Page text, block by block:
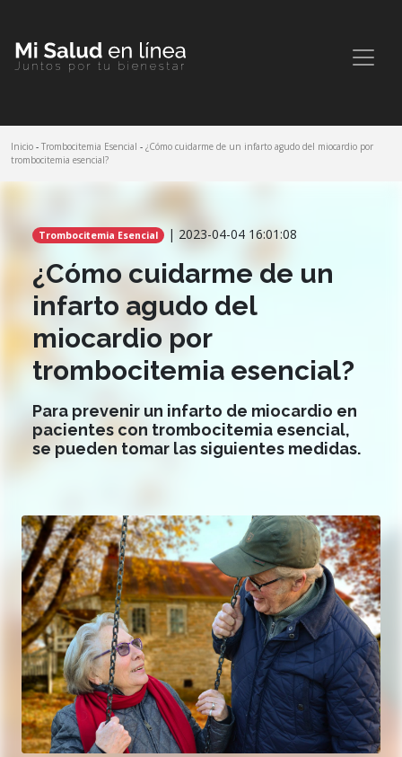
Inicio - Trombocitemia Esencial - ¿Cómo cuidarme de un infarto agudo del miocardio por
trombocitemia esencial?
Trombocitemia Esencial | 2023-04-04 16:01:08
¿Cómo cuidarme de un
infarto agudo del
miocardio por
trombocitemia esencial?
Para prevenir un infarto de miocardio en
pacientes con trombocitemia esencial,
se pueden tomar las siguientes medidas.